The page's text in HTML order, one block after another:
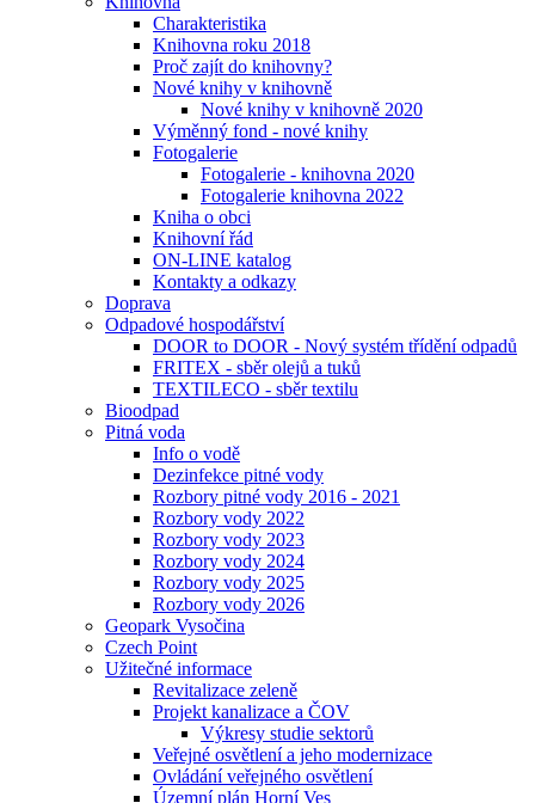
Charakteristika
Knihovna roku 2018
Proč zajít do knihovny?
Nové knihy v knihovně
Nové knihy v knihovně 2020
Výměnný fond - nové knihy
Fotogalerie
Fotogalerie - knihovna 2020
Fotogalerie knihovna 2022
Kniha o obci
Knihovní řád
ON-LINE katalog
Kontakty a odkazy
Doprava
Odpadové hospodářství
DOOR to DOOR - Nový systém třídění odpadů
FRITEX - sběr olejů a tuků
TEXTILECO - sběr textilu
Bioodpad
Pitná voda
Info o vodě
Dezinfekce pitné vody
Rozbory pitné vody 2016 - 2021
Rozbory vody 2022
Rozbory vody 2023
Rozbory vody 2024
Rozbory vody 2025
Rozbory vody 2026
Geopark Vysočina
Czech Point
Užitečné informace
Revitalizace zeleně
Projekt kanalizace a ČOV
Výkresy studie sektorů
Veřejné osvětlení a jeho modernizace
Ovládání veřejného osvětlení
Územní plán Horní Ves